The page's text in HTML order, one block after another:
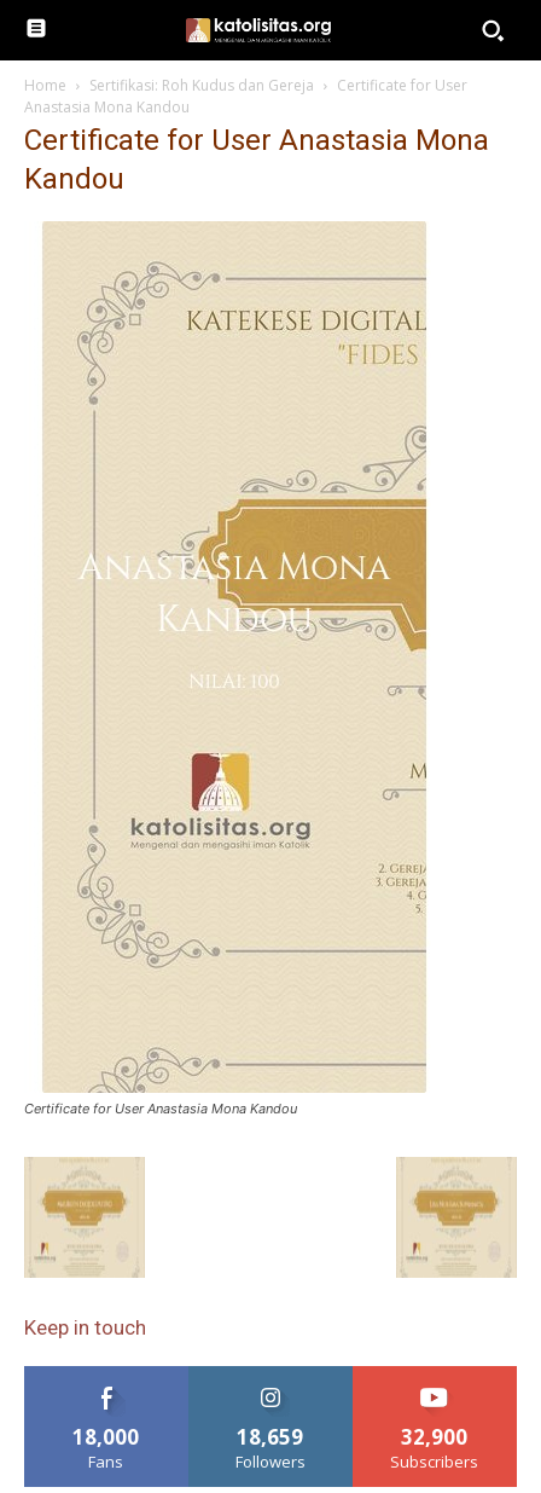
Home Sertifikasi: Roh Kudus dan Gereja
Certificate for User
Anastasia Mona Kandou
Certificate for User Anastasia Mona
Kandou
Certificate for User Anastasia Mona Kandou
Keep in touch
18,000
Fans
18,659
Followers
32,900
Subscribers